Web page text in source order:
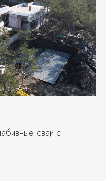
сваи с